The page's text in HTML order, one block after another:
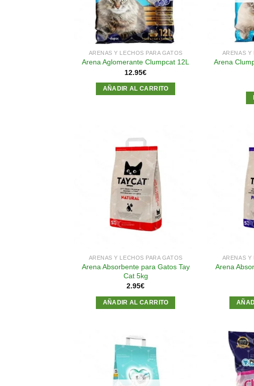
ARENAS Y LECHOS PARA GATOS
Arena Aglomerante Clumpcat 12L
12.95€
AÑADIR AL CARRITO
ARENAS Y
Arena
ARENAS Y LECHOS PARA GATOS
Arena Absorbente para Gatos Tay
Cat 5kg
2.95€
AÑADIR AL CARRITO
ARENAS Y
Arena